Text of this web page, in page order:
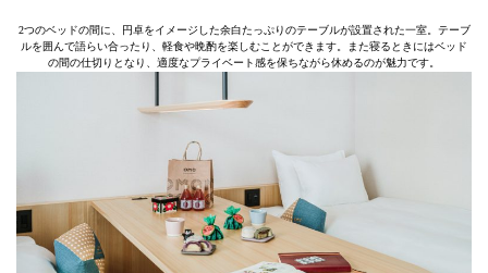
2つのベッドの間に、円卓をイメージした余白たっぷりのテーブルが設置された一室。テーブ
ルを囲んで語らい合ったり、軽食や晩酌を楽しむことができます。また寝るときにはベッド
の間の仕切りとなり、適度なプライベート感を保ちながら休めるのが魅力です。